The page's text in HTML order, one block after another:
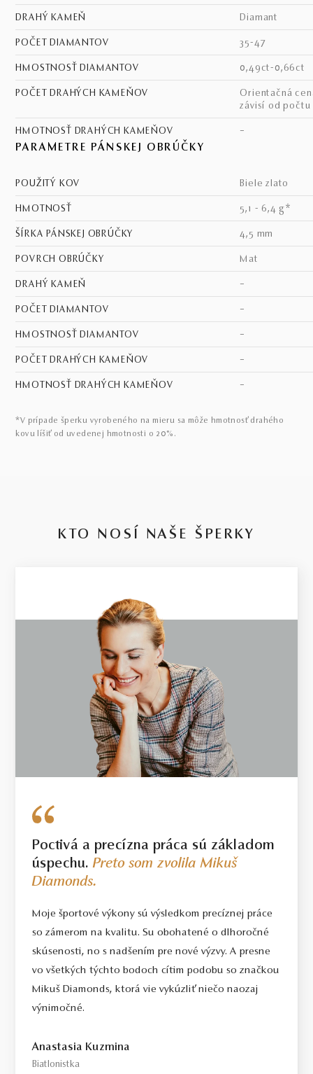
DRAHÝ KAMEŇ diamant
POČET DIAMANTOV 35-47
HMOSTNOSŤ DIAMANTOV 0,49ct-0,66ct
POČET DRAHÝCH KAMEŇOV
Orientačná cena - cena
závisí od počtu
HMOTNOSŤ DRAHÝCH KAMEŇOV –
PARAMETRE PÁNSKEJ OBRÚČKY
POUŽITÝ KOV biele zlato
HMOTNOSŤ 5,1 - 6,4 g*
ŠÍRKA PÁNSKEJ OBRÚČKY 4,5 mm
POVRCH OBRÚČKY mat
DRAHÝ KAMEŇ –
POČET DIAMANTOV –
HMOSTNOSŤ DIAMANTOV –
POČET DRAHÝCH KAMEŇOV –
HMOTNOSŤ DRAHÝCH KAMEŇOV –
*V prípade šperku vyrobeného na mieru sa môže hmotnosť drahého
kovu líšiť od uvedenej hmotnosti o 20%.
KTO NOSÍ NAŠE ŠPERKY
Poctivá a precízna práca sú základom
úspechu.Preto som zvolila Mikuš
Diamonds.
Moje športové výkony sú výsledkom precíznej práce
so zámerom na kvalitu. Su obohatené o dlhoročné
skúsenosti, no s nadšením pre nové výzvy. A presne
vo všetkých týchto bodoch cítim podobu so značkou
Mikuš Diamonds, ktorá vie vykúzliť niečo naozaj
výnimočné.
Anastasia Kuzmina
Biatlonistka